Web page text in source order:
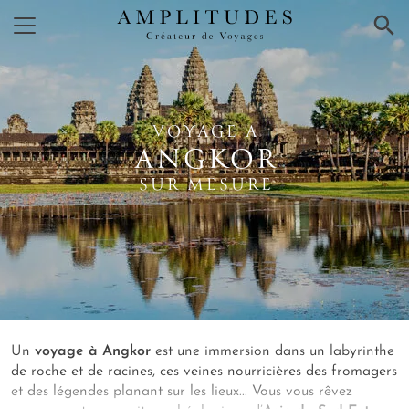
×
VOYAGE A
ANGKOR
SUR MESURE
Un voyage à Angkor est une immersion dans un labyrinthe
de roche et de racines, ces veines nourricières des fromagers
et des légendes planant sur les lieux... Vous vous rêvez